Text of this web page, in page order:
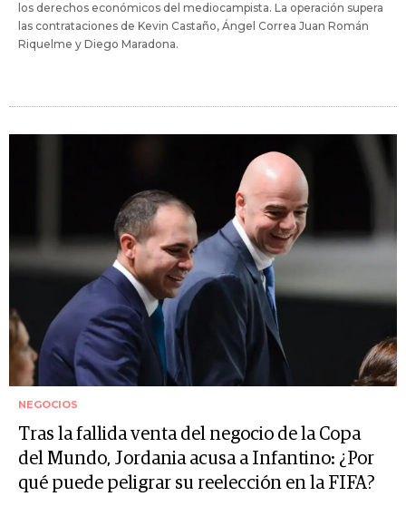
los derechos económicos del mediocampista. La operación supera
las contrataciones de Kevin Castaño, Ángel Correa Juan Román
Riquelme y Diego Maradona.
NEGOCIOS
Tras la fallida venta del negocio de la Copa
del Mundo, Jordania acusa a Infantino: ¿Por
qué puede peligrar su reelección en la FIFA?